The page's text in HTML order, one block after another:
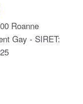
Roanne
Gay - SIRET: